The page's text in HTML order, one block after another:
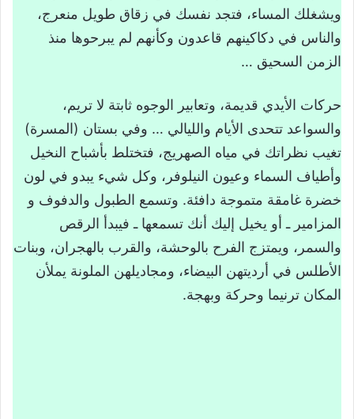
ويشغلك المساء، فتجد نفسك في زقاق طويل منعرج،
والناس في دكاكينهم قاعدون وكأنهم لم يبرحوها منذ
الزمن السحيق …
حركات الأيدي قديمة، وتعابير الوجوه ثابتة لا تريم،
والسواعد تتحدى الأيام والليالي … وفي بستان (المسرة)
تغيب نظراتك في مياه الصهريج، فتختلط بأشباح النخيل
وأطياف السماء وعيون النيلوفر، وكل شيء يبدو في لون
خضرة غامقة متموجة دافئة. وتسمع الطبول والدفوف و
المزامير ـ أو يخيل إليك أنك تسمعها ـ فيبدأ الرقص
والسمر، ويمتزج الفرح بالوحشة، والقرب بالهجران، وبنات
الأطلس في أرديتهن البيضاء، ومجاديلهن الملونة يملأن
المكان ترنيما وحركة وبهجة.